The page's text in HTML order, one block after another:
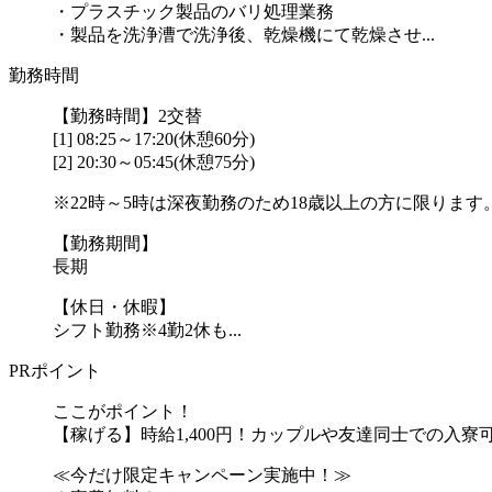
・プラスチック製品のバリ処理業務
・製品を洗浄漕で洗浄後、乾燥機にて乾燥させ...
勤務時間
【勤務時間】2交替
[1] 08:25～17:20(休憩60分)
[2] 20:30～05:45(休憩75分)
※22時～5時は深夜勤務のため18歳以上の方に限ります
【勤務期間】
長期
【休日・休暇】
シフト勤務※4勤2休も...
PRポイント
ここがポイント！
【稼げる】時給1,400円！カップルや友達同士での入寮
≪今だけ限定キャンペーン実施中！≫